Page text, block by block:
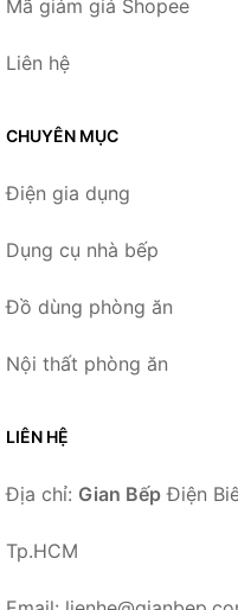
Mã giảm giá Shopee
Liên hệ
CHUYÊN MỤC
Điện gia dụng
Dụng cụ nhà bếp
Đồ dùng phòng ăn
Nội thất phòng ăn
LIÊN HỆ
Địa chỉ: Gian Bếp Điện
Tp.HCM